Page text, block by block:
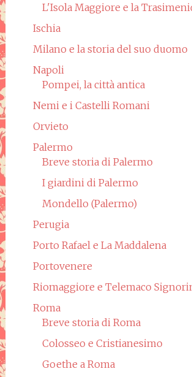
L'Isola Maggiore e la
Ischia
Milano e la storia del suo duomo
Napoli
Pompei, la città antica
Nemi e i Castelli Romani
Orvieto
Palermo
Breve storia di Palermo
I giardini di Palermo
Mondello (Palermo)
Perugia
Porto Rafael e La Maddalena
Portovenere
Riomaggiore e Telemaco
Roma
Breve storia di Roma
Colosseo e Cristianesimo
Goethe a Roma